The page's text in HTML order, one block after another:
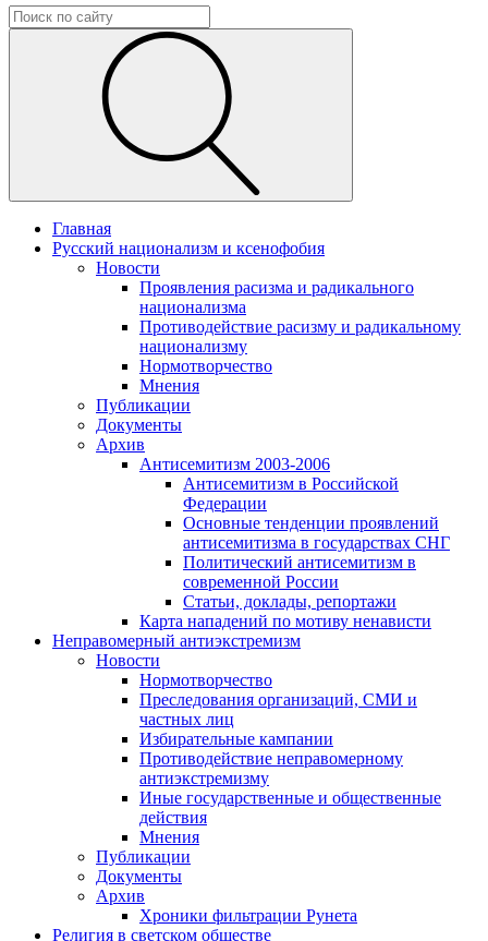
Главная
Русский национализм и ксенофобия
Новости
Проявления расизма и радикального
национализма
Противодействие расизму и радикальному
национализму
Нормотворчество
Мнения
Публикации
Документы
Архив
Антисемитизм 2003-2006
Антисемитизм в Российской
Федерации
Основные тенденции проявлений
антисемитизма в государствах СНГ
Политический антисемитизм в
современной России
Статьи, доклады, репортажи
Карта нападений по мотиву ненависти
Неправомерный антиэкстремизм
Новости
Нормотворчество
Преследования организаций, СМИ и
частных лиц
Избирательные кампании
Противодействие неправомерному
антиэкстремизму
Иные государственные и общественные
действия
Мнения
Публикации
Документы
Архив
Хроники фильтрации Рунета
Религия в светском обществе